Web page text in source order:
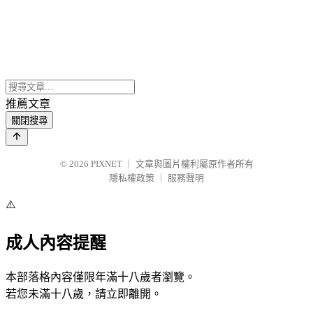
推薦文章
關閉搜尋
© 2026 PIXNET
文章與圖片權利屬原作者所有
隱私權政策
服務聲明
⚠️
成人內容提醒
本部落格內容僅限年滿十八歲者瀏覽。
若您未滿十八歲，請立即離開。